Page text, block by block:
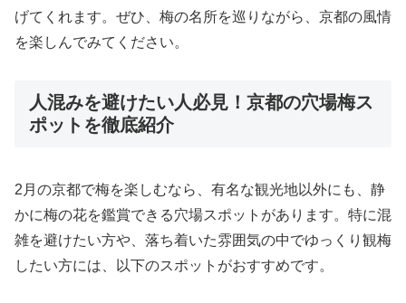
げてくれます。ぜひ、梅の名所を巡りながら、京都の風情
を楽しんでみてください。
人混みを避けたい人必見！京都の穴場梅ス
ポットを徹底紹介
2月の京都で梅を楽しむなら、有名な観光地以外にも、静
かに梅の花を鑑賞できる穴場スポットがあります。特に混
雑を避けたい方や、落ち着いた雰囲気の中でゆっくり観梅
したい方には、以下のスポットがおすすめです。